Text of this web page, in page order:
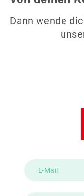
Dann wende